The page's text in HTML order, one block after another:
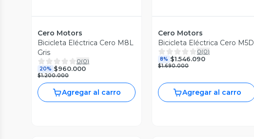
Cero Motors
Bicicleta Eléctrica Cero M8L
Gris
0(0)
20% $960.000
$1.200.000
Agregar al carro
Cero Motors
Bicicleta Eléctrica Cero M5D
0(0)
8% $1.546.090
$1.690.000
Agregar al carro